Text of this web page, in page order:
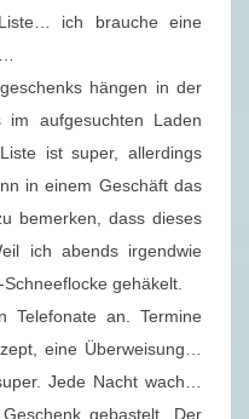
ich brauche eine
hängen in der
aufgesuchten Laden
ist super, allerdings
in einem Geschäft das
bemerken, dass dieses
ich abends irgendwie
gehäkelt.
Telefonate an. Termine
eine Überweisung…
Jede Nacht wach…
gebastelt. Der